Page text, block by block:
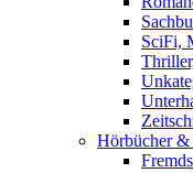
SciFi,
Hörbücher &